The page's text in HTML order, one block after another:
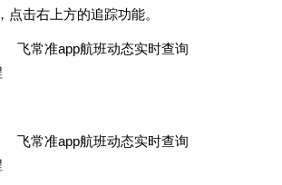
击右上方的追踪功能。